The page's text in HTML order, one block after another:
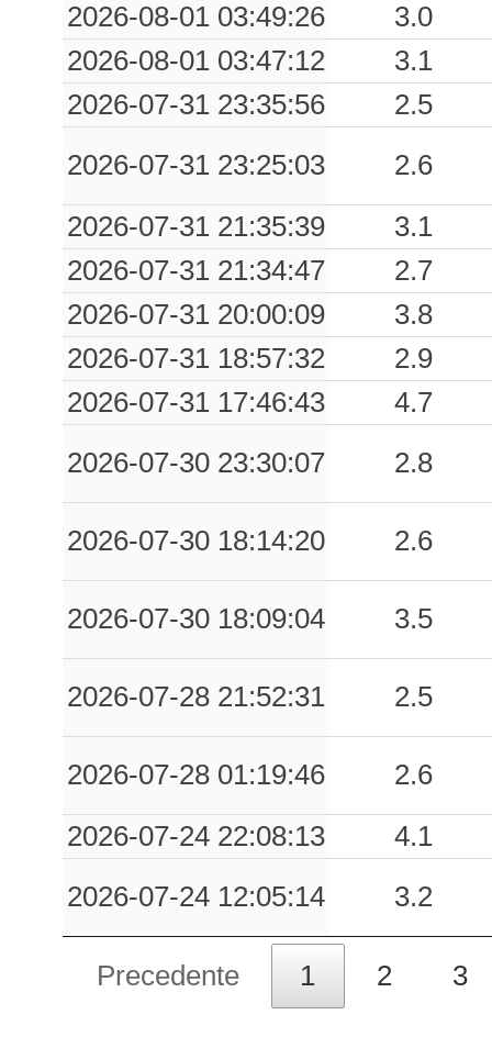
2026-08-01 03:49:26
3.0
2026-08-01 03:47:12
3.1
2026-07-31 23:35:56
2.5
2026-07-31 23:25:03
2.6
2026-07-31 21:35:39
3.1
2026-07-31 21:34:47
2.7
2026-07-31 20:00:09
3.8
2026-07-31 18:57:32
2.9
2026-07-31 17:46:43
4.7
2026-07-30 23:30:07
2.8
2026-07-30 18:14:20 2.6
2026-07-30 18:09:04 3.5
2026-07-28 21:52:31 2.5
2026-07-28 01:19:46
2.6
2026-07-24 22:08:13
4.1
2026-07-24 12:05:14
3.2
Precedente 1 2 3